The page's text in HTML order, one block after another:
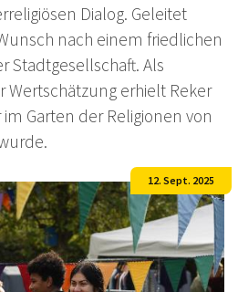
Dialog. Geleitet
nach einem friedlichen
Stadtgesellschaft. Als
Wertschätzung erhielt Reker
Garten der Religionen von
12. Sept. 2025